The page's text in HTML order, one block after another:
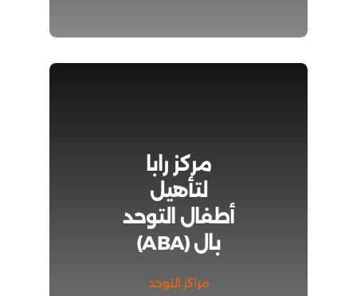
مركز رابا
لتأهيل
أطفال التوحد
بال (ABA)
مراكز التوحد